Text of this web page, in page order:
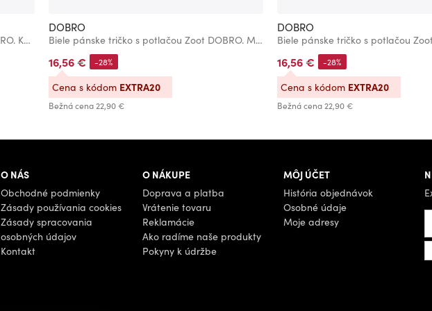
Biele pánske tričko s potlačou Zoot DOBRO. Koala
DOBRO
Biele pánske tričko s potlačou Zoot DOBRO. Mačka
16,56 €
Bežná cena22,90 €
-28%
Cena s kódom EXTRA20
DOBRO
16,56 €
Bežná cena22,90 €
-28%
Cena s kódom EXTRA20
O NÁS
Obchodné podmienky
Zásady používania cookies
Zásady spracovania
osobných údajov
Kontakt
O NÁKUPE
Doprava a platba
Vrátenie tovaru
Reklamácie
Ako radíme naše produkty
Pokyny k údržbe
MÔJ ÚČET
História objednávok
Osobné údaje
Moje adresy